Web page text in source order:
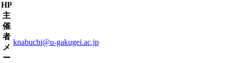
HP
主
催
者
メ
ー
knabuchi@u-gakugei.ac.jp